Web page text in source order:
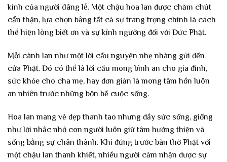
kính của người dâng lễ. Một chậu hoa lan được chăm chút
cẩn thận, lựa chọn bằng tất cả sự trang trọng chính là cách
thể hiện lòng biết ơn và sự kính ngưỡng đối với Đức Phật.
Mỗi cành lan như một lời cầu nguyện nhẹ nhàng gửi đến
cửa Phật. Đó có thể là lời cầu mong bình an cho gia đình,
sức khỏe cho cha mẹ, hay đơn giản là mong tâm hồn luôn
an nhiên trước những bộn bề cuộc sống.
Hoa lan mang vẻ đẹp thanh tao nhưng đầy sức sống, giống
như lời nhắc nhở con người luôn giữ tâm hướng thiện và
sống bằng sự chân thành. Khi đứng trước bàn thờ Phật với
một chậu lan thanh khiết, nhiều người cảm nhận được sự